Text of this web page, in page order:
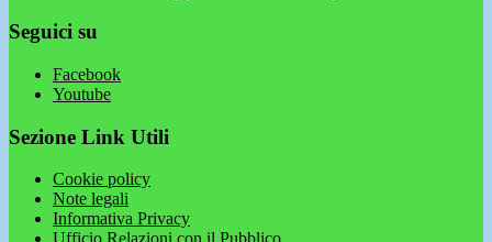
Seguici su
Facebook
Youtube
Sezione Link Utili
Cookie policy
Note legali
Informativa Privacy